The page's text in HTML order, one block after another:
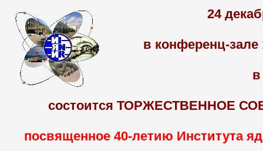
24
в конференц-зале
в
состоится ТОРЖЕСТВЕННОЕ
посвященное 40-летию Института